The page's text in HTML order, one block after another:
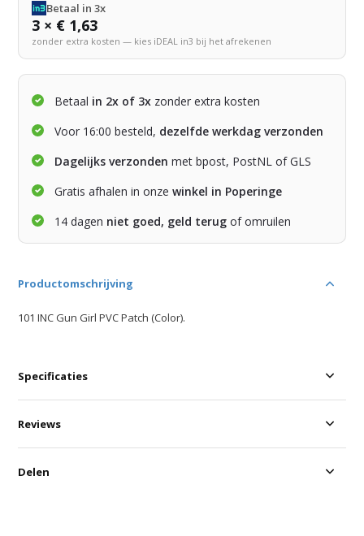
Betaal in 3x
3 × € 1,63
zonder extra kosten — kies iDEAL in3 bij het afrekenen
Betaal in 2x of 3x zonder extra kosten
Voor 16:00 besteld, dezelfde werkdag verzonden
Dagelijks verzonden met bpost, PostNL of GLS
Gratis afhalen in onzewinkel in Poperinge
14 dagen niet goed, geld terug of omruilen
Productomschrijving
101 INC Gun Girl PVC Patch (Color).
Specificaties
Reviews
Delen